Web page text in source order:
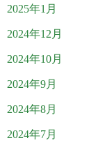
2025年1月
2024年12月
2024年10月
2024年9月
2024年8月
2024年7月